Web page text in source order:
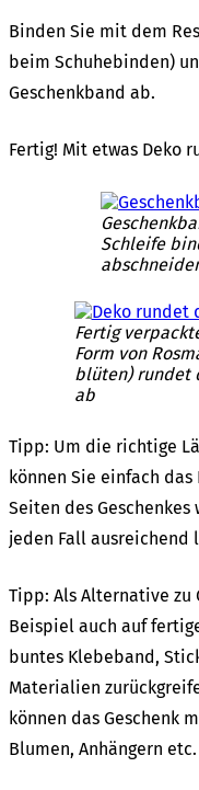
Binden Sie mit dem
beim Schu­he­bin­den)
Geschenk­band ab.
Fertig! Mit etwas Deko
Schlei­fe
Fertig
Form von
blü­ten) rundet
ab
Tipp: Um die rich­ti­ge
können Sie einfach
Seiten des
jeden Fall ausrei­chend
Tipp: Als Alter­na­ti­ve zu
Beispiel auch auf
buntes Klebe­band,
Mate­ria­li­en
können das Geschenk
Blumen, Anhän­gern